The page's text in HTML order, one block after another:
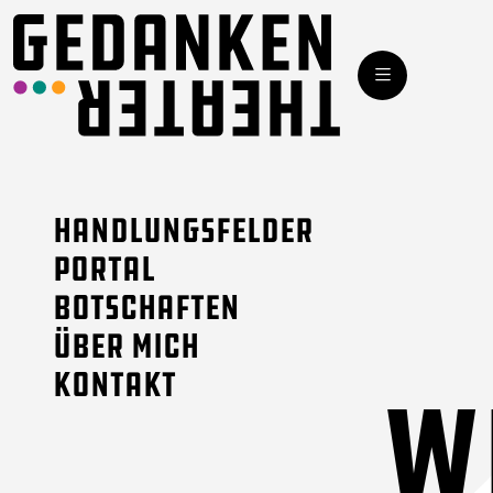
Handlungsfelder
Portal
Botschaften
Über mich
Kontakt